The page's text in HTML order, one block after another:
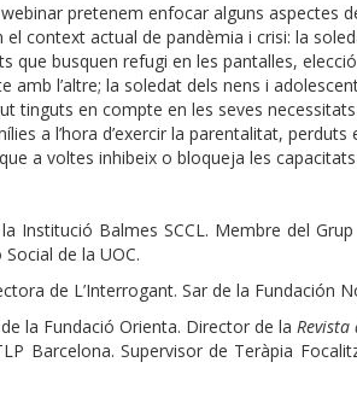
pretenem enfocar alguns aspectes
el context actual de pandèmia i crisi: la
que busquen refugi en les pantalles,
amb l’altre; la soledat dels nens i
tinguts en compte en les seves
a l’hora d’exercir la parentalitat,
a voltes inhibeix o bloqueja les
Institució Balmes SCCL. Membre del
de la UOC.
de L’Interrogant. Sar de la Fundación
la Fundació Orienta. Director de la
Barcelona. Supervisor de Teràpia